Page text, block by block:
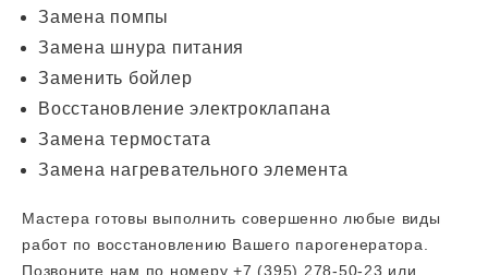
Замена помпы
Замена шнура питания
Заменить бойлер
Восстановление электроклапана
Замена термостата
Замена нагревательного элемента
Мастера готовы выполнить совершенно любые виды
работ по восстановлению Вашего парогенератора.
Позвоните нам по номеру +7 (395) 278-50-23 или